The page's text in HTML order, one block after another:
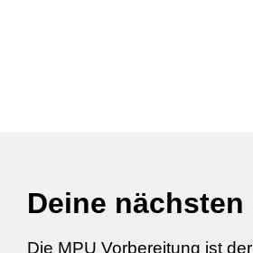
Deine
Die MPU Vorbereitung ist